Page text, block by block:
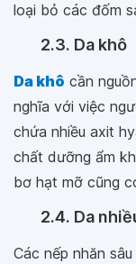
loại bỏ các đốm
2.3. Da khô
Da khô cần
nghĩa với việc
chứa nhiều axit
chất dưỡng ẩm
bơ hạt mỡ cũng
2.4. Da
Các nếp nhăn